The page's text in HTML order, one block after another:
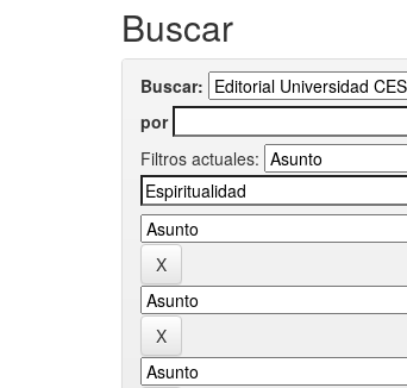
Buscar
Buscar:
por
Filtros actuales: